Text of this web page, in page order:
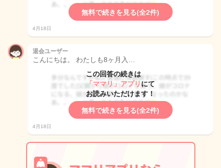
無料で続きを見る(全2件)
4月18日
退会ユーザー
こんにちは。 わたしも8ヶ月入…
この回答の続きは
「ママリ」アプリ にて
お読みいただけます！
無料で続きを見る(全2件)
4月18日